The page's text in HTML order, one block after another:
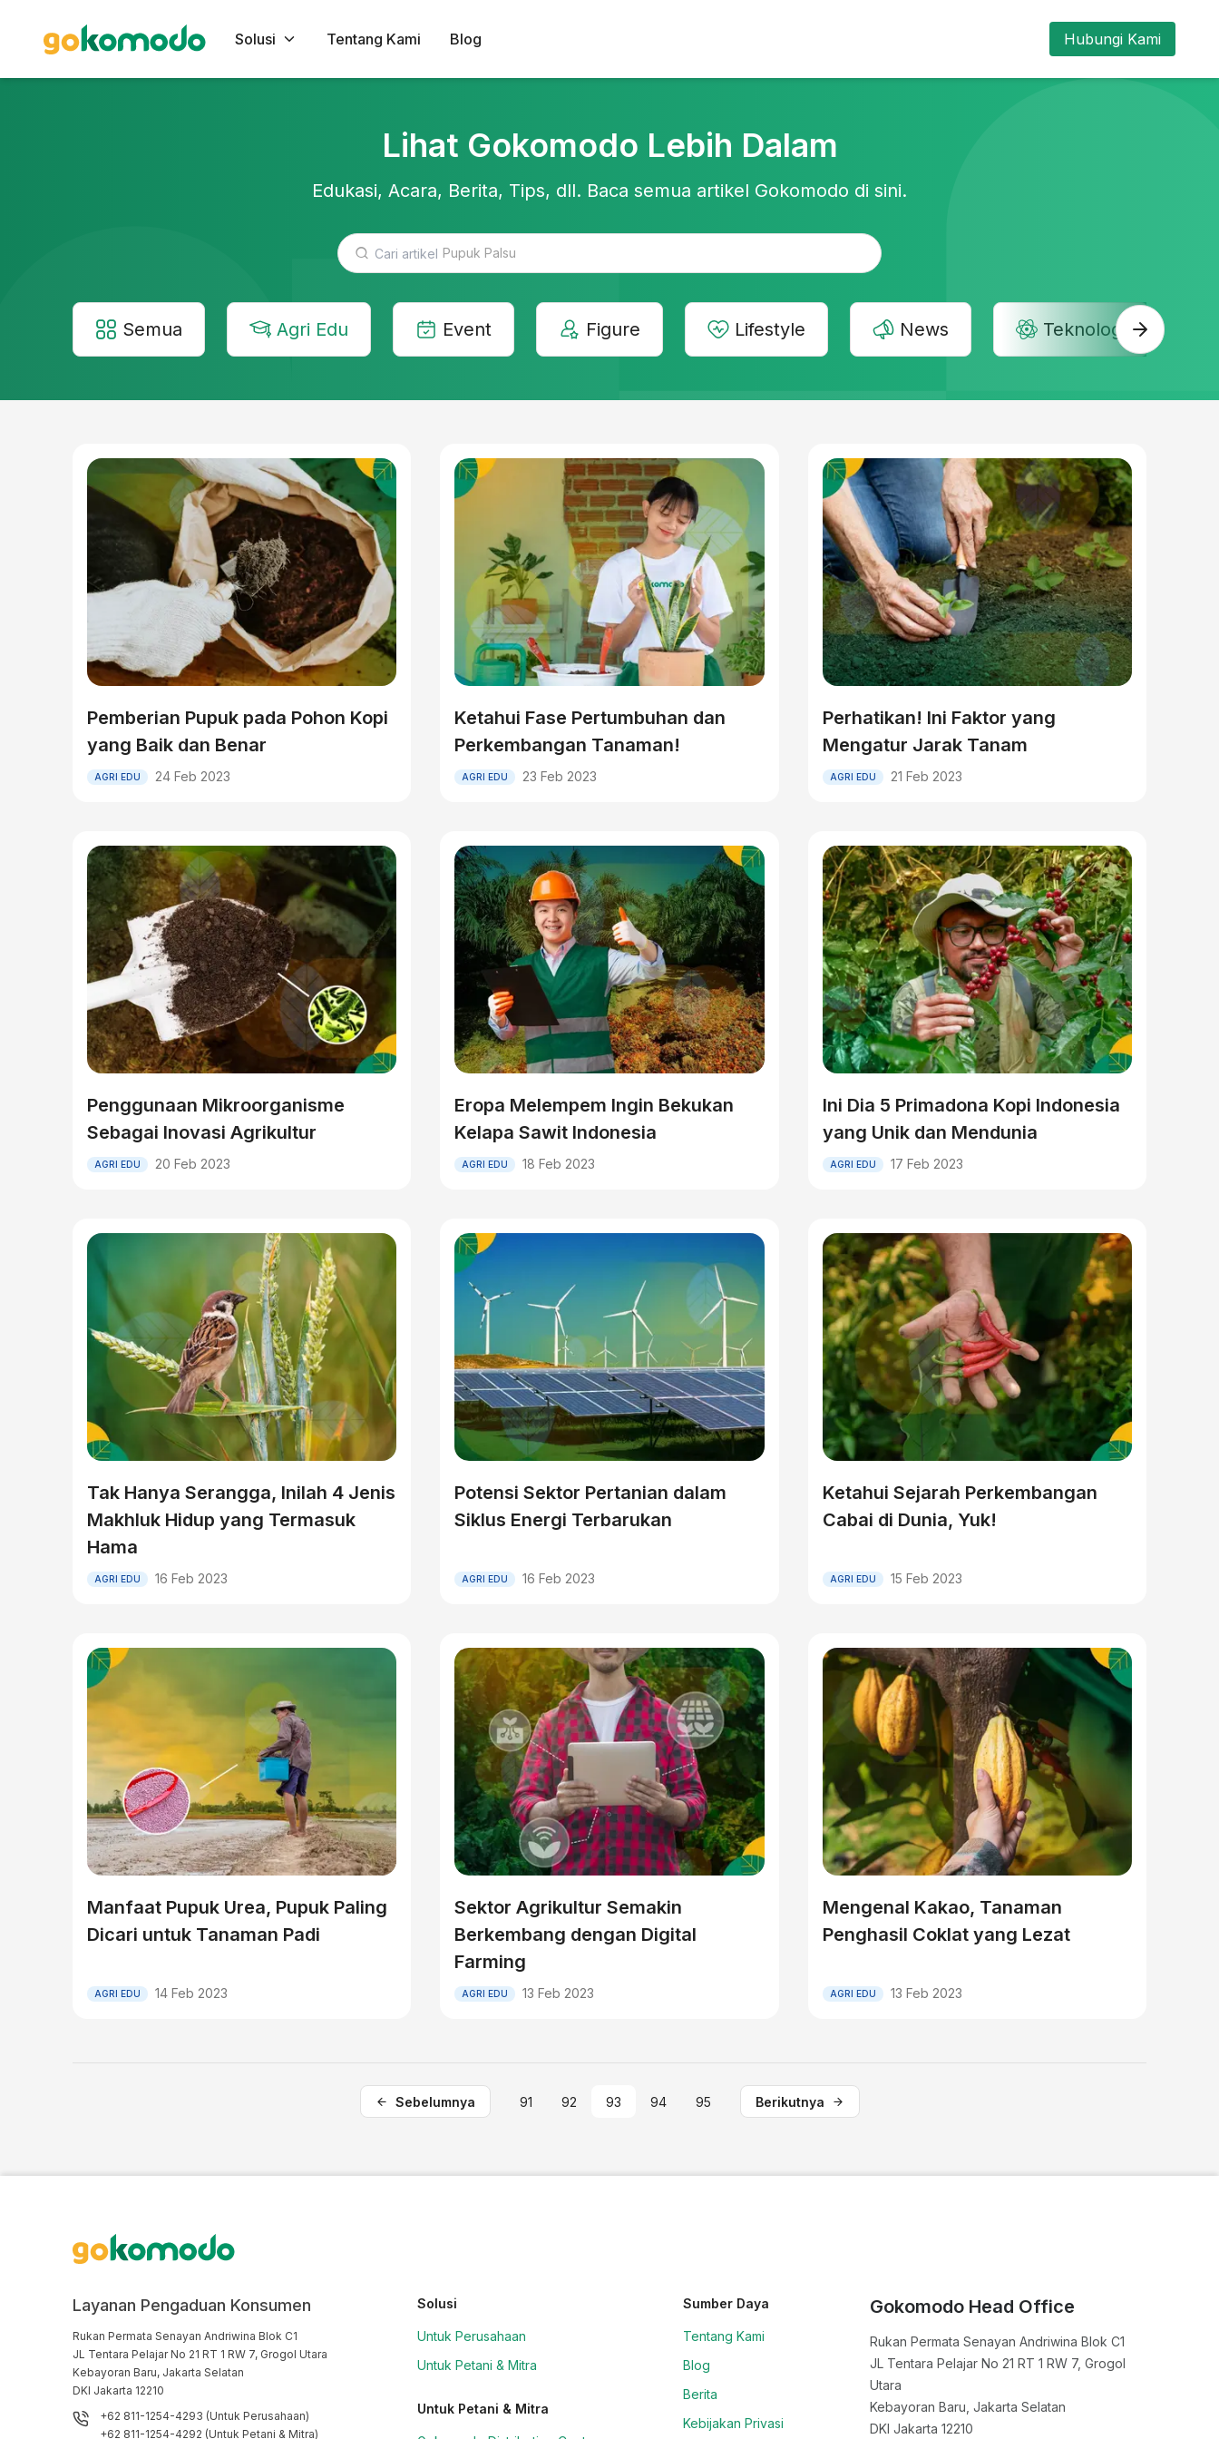
Solusi Tentang Kami Blog Hubungi Kami
Lihat Gokomodo Lebih Dalam
Edukasi, Acara, Berita, Tips, dll. Baca semua artikel Gokomodo di sini.
Teknologi Pertanian
Semua Agri Edu Event Figure Lifestyle News Teknologi
Pemberian Pupuk pada Pohon Kopi
yang Baik dan Benar
AGRI EDU 24 Feb 2023
Ketahui Fase Pertumbuhan dan
Perkembangan Tanaman!
AGRI EDU 23 Feb 2023
Perhatikan! Ini Faktor yang
Mengatur Jarak Tanam
AGRI EDU 21 Feb 2023
Penggunaan Mikroorganisme
Sebagai Inovasi Agrikultur
AGRI EDU 20 Feb 2023
Eropa Melempem Ingin Bekukan
Kelapa Sawit Indonesia
AGRI EDU 18 Feb 2023
Ini Dia 5 Primadona Kopi Indonesia
yang Unik dan Mendunia
AGRI EDU 17 Feb 2023
Tak Hanya Serangga, Inilah 4 Jenis
Makhluk Hidup yang Termasuk
Hama
AGRI EDU 16 Feb 2023
Potensi Sektor Pertanian dalam
Siklus Energi Terbarukan
AGRI EDU 16 Feb 2023
Ketahui Sejarah Perkembangan
Cabai di Dunia, Yuk!
AGRI EDU 15 Feb 2023
Manfaat Pupuk Urea, Pupuk Paling
Dicari untuk Tanaman Padi
AGRI EDU 14 Feb 2023
Sektor Agrikultur Semakin
Berkembang dengan Digital
Farming
AGRI EDU 13 Feb 2023
Mengenal Kakao, Tanaman
Penghasil Coklat yang Lezat
AGRI EDU 13 Feb 2023
Sebelumnya 91 92 93 94 95 Berikutnya
Layanan Pengaduan Konsumen
Rukan Permata Senayan Andriwina Blok C1
JL Tentara Pelajar No 21 RT 1 RW 7, Grogol Utara
Kebayoran Baru, Jakarta Selatan
DKI Jakarta 12210
+62 811-1254-4293 (Untuk Perusahaan)
+62 811-1254-4292 (Untuk Petani & Mitra)
Solusi
Untuk Perusahaan
Untuk Petani & Mitra
Untuk Petani & Mitra
Sumber Daya
Tentang Kami
Blog
Berita
Kebijakan Privasi
Gokomodo Head Office
Rukan Permata Senayan Andriwina Blok C1
JL Tentara Pelajar No 21 RT 1 RW 7, Grogol
Utara
Kebayoran Baru, Jakarta Selatan
DKI Jakarta 12210